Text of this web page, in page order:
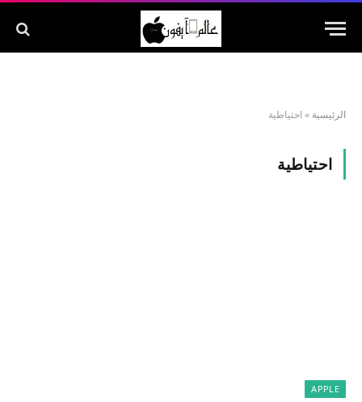
الرئيسية » احتياطية
احتياطية
APPLE